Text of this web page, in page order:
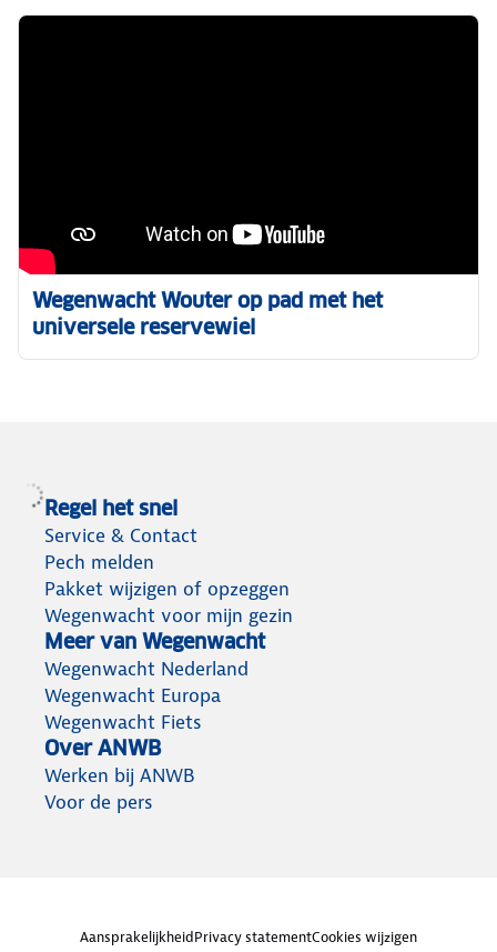
Wegenwacht Wouter op pad met het
universele reservewiel
Regel het snel
Service & Contact
Pech melden
Pakket wijzigen of opzeggen
Wegenwacht voor mijn gezin
Meer van Wegenwacht
Wegenwacht Nederland
Wegenwacht Europa
Wegenwacht Fiets
Over ANWB
Werken bij ANWB
Voor de pers
AansprakelijkheidPrivacy statementCookies wijzigen